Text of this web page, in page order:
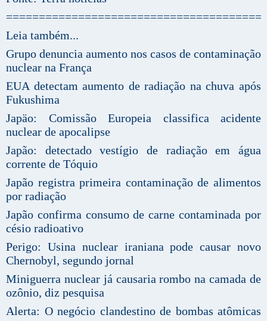
Leia também...
Grupo denuncia aumento nos casos de contaminação
nuclear na França
EUA detectam aumento de radiação na chuva após
Fukushima
Japäo: Comissão Europeia classifica acidente
nuclear de apocalipse
Japão: detectado vestígio de radiação em água
corrente de Tóquio
Japão registra primeira contaminação de alimentos
por radiação
Japão confirma consumo de carne contaminada por
césio radioativo
Perigo: Usina nuclear iraniana pode causar novo
Chernobyl, segundo jornal
Miniguerra nuclear já causaria rombo na camada de
ozônio, diz pesquisa
Alerta: O negócio clandestino de bombas atômicas